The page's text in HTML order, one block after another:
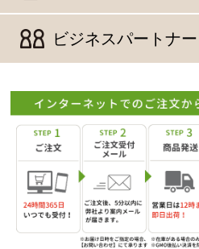
ビジネスパートナー